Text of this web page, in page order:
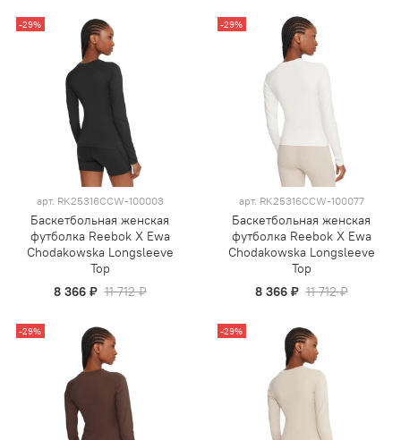
-29%
арт. RK25316CCW-100003
Баскетбольная женская
футболка Reebok X Ewa
Chodakowska Longsleeve
Top
8 366 ₽ 11 712 ₽
-29%
арт. RK25316CCW-100077
Баскетбольная женская
футболка Reebok X Ewa
Chodakowska Longsleeve
Top
8 366 ₽ 11 712 ₽
-29% -29%